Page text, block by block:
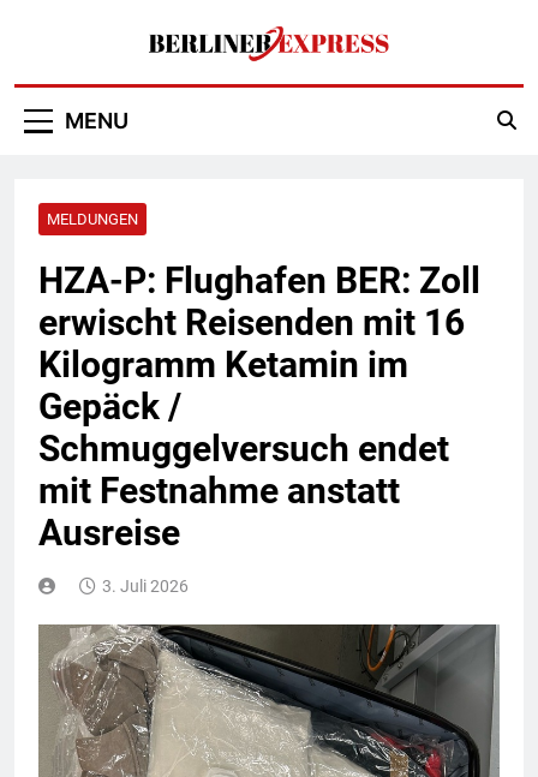
Berliner Express
MENU
MELDUNGEN
HZA-P: Flughafen BER: Zoll
erwischt Reisenden mit 16
Kilogramm Ketamin im
Gepäck /
Schmuggelversuch endet
mit Festnahme anstatt
Ausreise
3. Juli 2026